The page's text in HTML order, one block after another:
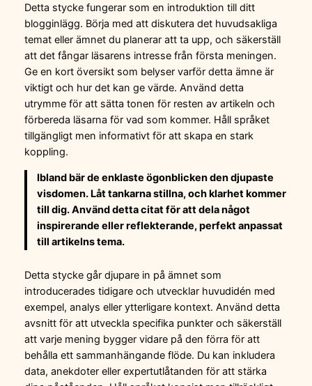
Detta stycke fungerar som en introduktion till ditt
blogginlägg. Börja med att diskutera det huvudsakliga
temat eller ämnet du planerar att ta upp, och säkerställ
att det fångar läsarens intresse från första meningen.
Ge en kort översikt som belyser varför detta ämne är
viktigt och hur det kan ge värde. Använd detta
utrymme för att sätta tonen för resten av artikeln och
förbereda läsarna för vad som kommer. Håll språket
tillgängligt men informativt för att skapa en stark
koppling.
Ibland bär de enklaste ögonblicken den djupaste
visdomen. Låt tankarna stillna, och klarhet kommer
till dig. Använd detta citat för att dela något
inspirerande eller reflekterande, perfekt anpassat
till artikelns tema.
Detta stycke går djupare in på ämnet som
introducerades tidigare och utvecklar huvudidén med
exempel, analys eller ytterligare kontext. Använd detta
avsnitt för att utveckla specifika punkter och säkerställ
att varje mening bygger vidare på den förra för att
behålla ett sammanhängande flöde. Du kan inkludera
data, anekdoter eller expertutlåtanden för att stärka